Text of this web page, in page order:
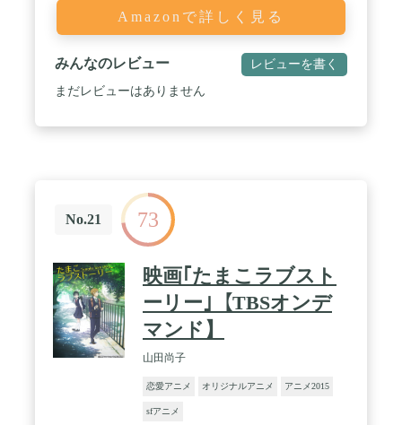
Amazonで詳しく見る
みんなのレビュー レビューを書く
まだレビューはありません
No.21 73
映画｢たまこラブスト
ーリー｣【TBSオンデ
マンド】
山田尚子
恋愛アニメ オリジナルアニメ アニメ2015
sfアニメ